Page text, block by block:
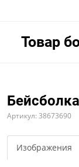
Товар
Артикул: 38673690
Изображения